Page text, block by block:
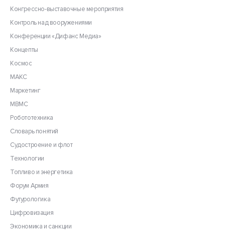
Конгрессно-выставочные мероприятия
Контроль над вооружениями
Конференции «Дифанс Медиа»
Концепты
Космос
МАКС
Маркетинг
МВМС
Робототехника
Словарь понятий
Судостроение и флот
Технологии
Топливо и энергетика
Форум Армия
Футурологика
Цифровизация
Экономика и санкции